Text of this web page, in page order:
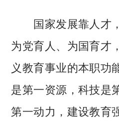
国家发展靠人才，
为党育人、为国育才
义教育事业的本职功
是第一资源，科技是
第一动力，建设教育